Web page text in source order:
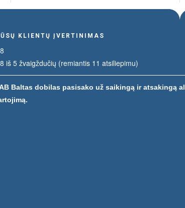
KLIENTŲ ĮVERTINIMAS
iš 5 žvaigždučių (remiantis 11 atsiliepimu)
Baltas dobilas pasisako už saikingą ir atsakingą